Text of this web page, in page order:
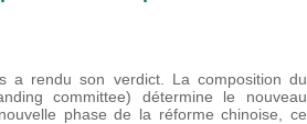
a rendu son verdict. La composition du
committee) détermine le nouveau
phase de la réforme chinoise, ce